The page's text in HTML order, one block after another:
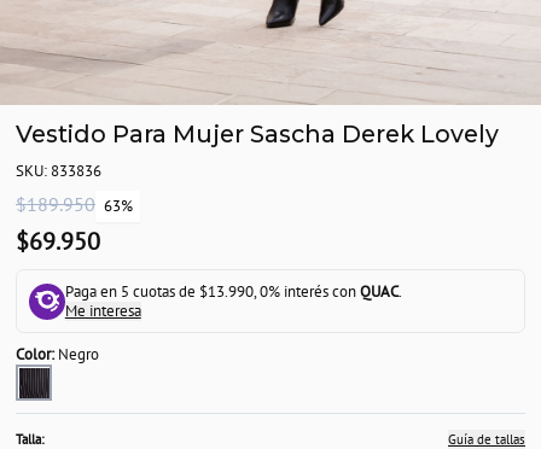
Vestido Para Mujer Sascha Derek Lovely
SKU: 833836
$189.950 63%
$69.950
Paga en 5 cuotas de $13.990, 0% interés conQUAC.
Me interesa
Color:Negro
Talla: Guía de tallas